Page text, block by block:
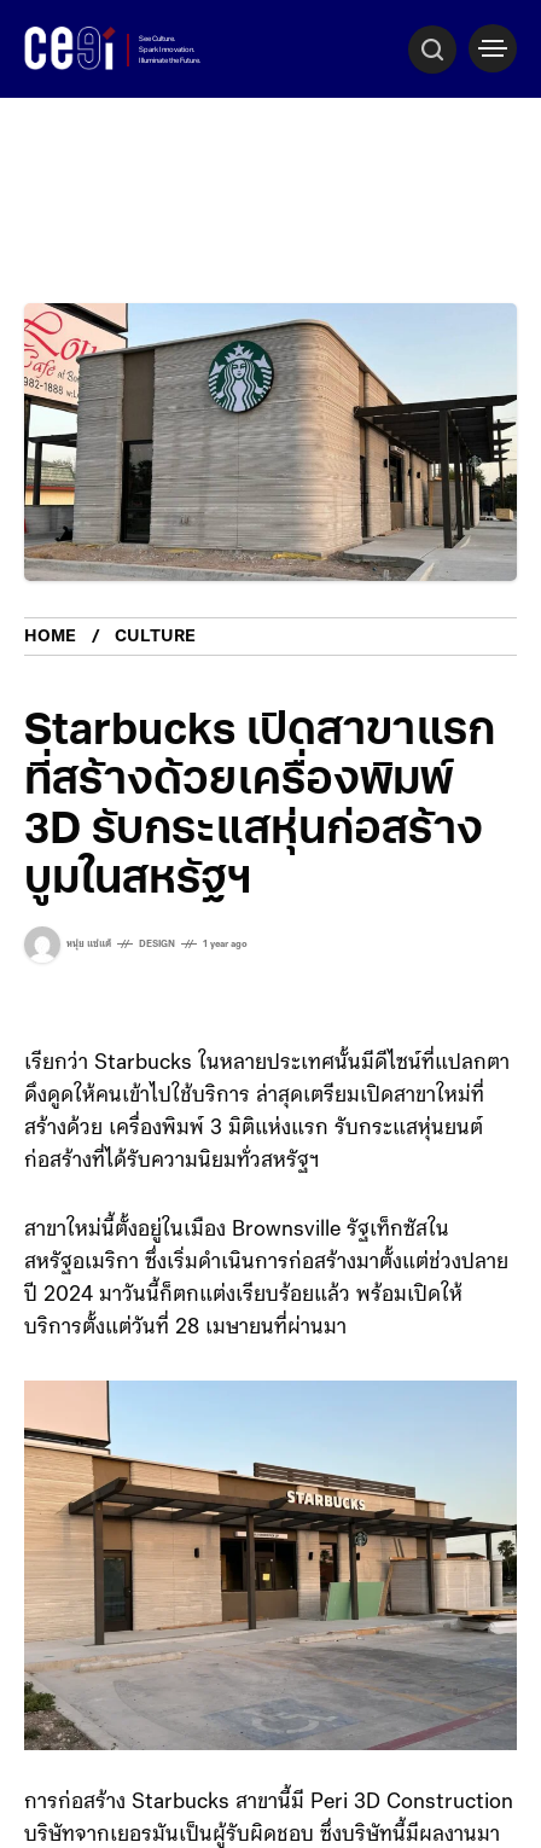
HOME CULTURE
Starbucks เปิดสาขาแรก
ที่สร้างด้วยเครื่องพิมพ์
3D รับกระแสหุ่นก่อสร้าง
บูมในสหรัฐฯ
หนุ่ย แซ่แต้ DESIGN 1 year ago
เรียกว่า Starbucks ในหลายประเทศนั้นมีดีไซน์ที่แปลกตา
ดึงดูดให้คนเข้าไปใช้บริการ ล่าสุดเตรียมเปิดสาขาใหม่ที่
สร้างด้วย เครื่องพิมพ์ 3 มิติแห่งแรก รับกระแสหุ่นยนต์
ก่อสร้างที่ได้รับความนิยมทั่วสหรัฐฯ
สาขาใหม่นี้ตั้งอยู่ในเมือง Brownsville รัฐเท็กซัสใน
สหรัฐอเมริกา ซึ่งเริ่มดำเนินการก่อสร้างมาตั้งแต่ช่วงปลาย
ปี 2024 มาวันนี้ก็ตกแต่งเรียบร้อยแล้ว พร้อมเปิดให้
บริการตั้งแต่วันที่ 28 เมษายนที่ผ่านมา
การก่อสร้าง Starbucks สาขานี้มี Peri 3D Construction
บริษัทจากเยอรมันเป็นผู้รับผิดชอบ ซึ่งบริษัทนี้มีผลงานมา